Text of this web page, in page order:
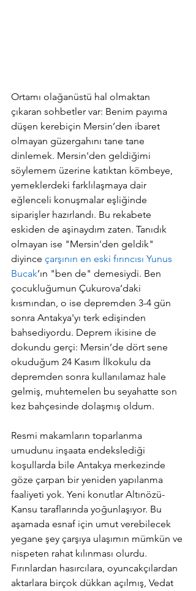
Ortamı olağanüstü hal olmaktan
çıkaran sohbetler var: Benim payıma
düşen kerebiçin Mersin’den ibaret
olmayan güzergahını tane tane
dinlemek. Mersin'den geldiğimi
söylemem üzerine katıktan kömbeye,
yemeklerdeki farklılaşmaya dair
eğlenceli konuşmalar eşliğinde
siparişler hazırlandı. Bu rekabete
eskiden de aşinaydım zaten. Tanıdık
olmayan ise "Mersin'den geldik"
diyince çarşının en eski fırıncısı Yunus
Bucak’ın "ben de" demesiydi. Ben
çocukluğumun Çukurova’daki
kısmından, o ise depremden 3-4 gün
sonra Antakya'yı terk edişinden
bahsediyordu. Deprem ikisine de
dokundu gerçi: Mersin’de dört sene
okuduğum 24 Kasım İlkokulu da
depremden sonra kullanılamaz hale
gelmiş, muhtemelen bu seyahatte son
kez bahçesinde dolaşmış oldum.
Resmi makamların toparlanma
umudunu inşaata endekslediği
koşullarda bile Antakya merkezinde
göze çarpan bir yeniden yapılanma
faaliyeti yok. Yeni konutlar Altınözü-
Kansu taraflarında yoğunlaşıyor. Bu
aşamada esnaf için umut verebilecek
yegane şey çarşıya ulaşımın mümkün ve
nispeten rahat kılınması olurdu.
Fırınlardan hasırcılara, oyuncakçılardan
aktarlara birçok dükkan açılmış, Vedat